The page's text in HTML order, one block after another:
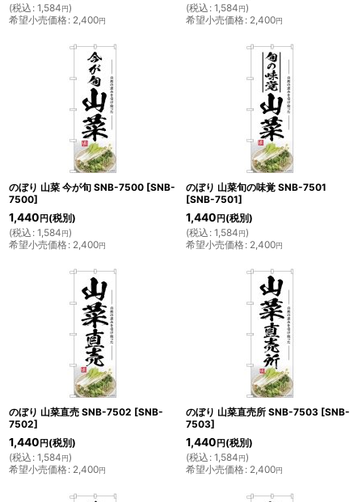
(税込 : 1,584円)
希望小売価格: 2,400円
(税込 : 1,584円)
希望小売価格: 2,400円
のぼり 山菜 今が旬 SNB-7500 [SNB-
7500]
1,440 円 (税別)
(税込 : 1,584円)
希望小売価格: 2,400円
のぼり 山菜旬の味覚 SNB-7501
[SNB-7501]
1,440 円 (税別)
(税込 : 1,584円)
希望小売価格: 2,400円
のぼり 山菜直売 SNB-7502 [SNB-
7502]
1,440 円 (税別)
(税込 : 1,584円)
希望小売価格: 2,400円
のぼり 山菜直売所 SNB-7503 [SNB-
7503]
1,440 円 (税別)
(税込 : 1,584円)
希望小売価格: 2,400円